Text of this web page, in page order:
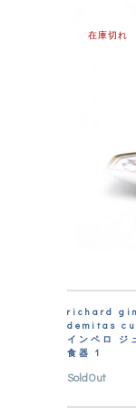
在庫切れ
richard
demitas
インペロ ジ
食器 1
SoldOut